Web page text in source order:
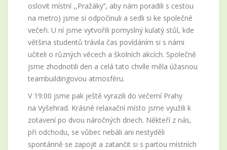
oslovit místní ,,Pražáky’’, aby nám poradili s cestou
na metro) jsme si odpočinuli a sedli si ke společné
večeři. U ní jsme vytvořili pomyslný kulatý stůl, kde
většina studentů trávila čas povídáním si s námi
učiteli o různých věcech a školních akcích. Společně
jsme zhodnotili den a celá tato chvíle měla úžasnou
teambuildingovou atmosféru.
V 19:00 jsme pak ještě vyrazili do večerní Prahy
na Vyšehrad. Krásné relaxační místo jsme využili k
zotavení po dvou náročných dnech. Někteří z nás,
při odchodu, se vůbec nebáli ani nestyděli
spontánně se zapojit a zatančit si s partou místních